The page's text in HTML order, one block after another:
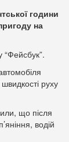
години
на
“Фейсбук”.
руху
що після
водій